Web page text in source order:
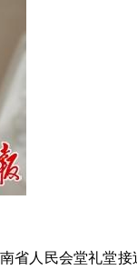
省人民会堂礼堂接